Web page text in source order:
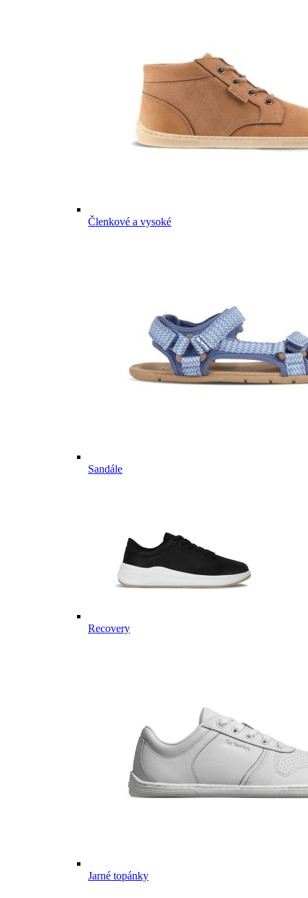
Členkové a vysoké
Sandále
Recovery
Jarné topánky